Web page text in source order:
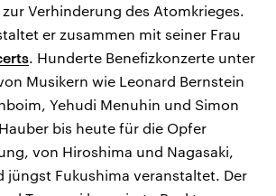
Verhinderung des Atomkrieges.
er zusammen mit seiner Frau
. Hunderte Benefizkonzerte unter
Musikern wie Leonard Bernstein
Yehudi Menuhin und Simon
bis heute für die Opfer
von Hiroshima und Nagasaki,
jüngst Fukushima veranstaltet. Der